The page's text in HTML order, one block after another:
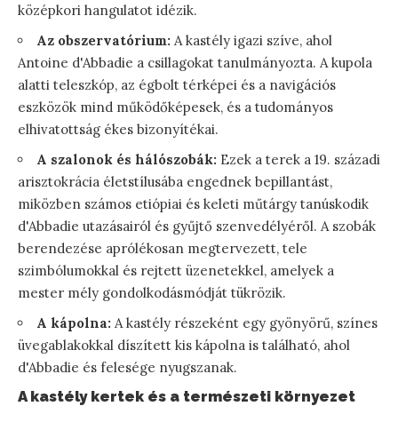
középkori hangulatot idézik.
Az obszervatórium: A kastély igazi szíve, ahol
Antoine d'Abbadie a csillagokat tanulmányozta. A kupola
alatti teleszkóp, az égbolt térképei és a navigációs
eszközök mind működőképesek, és a tudományos
elhivatottság ékes bizonyítékai.
A szalonok és hálószobák: Ezek a terek a 19. századi
arisztokrácia életstílusába engednek bepillantást,
miközben számos etiópiai és keleti műtárgy tanúskodik
d'Abbadie utazásairól és gyűjtő szenvedélyéről. A szobák
berendezése aprólékosan megtervezett, tele
szimbólumokkal és rejtett üzenetekkel, amelyek a
mester mély gondolkodásmódját tükrözik.
A kápolna: A kastély részeként egy gyönyörű, színes
üvegablakokkal díszített kis kápolna is található, ahol
d'Abbadie és felesége nyugszanak.
A kastély kertek és a természeti környezet